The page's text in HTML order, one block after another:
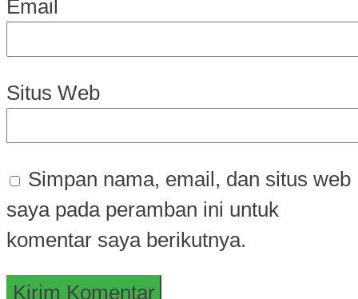
Email
Situs Web
Simpan nama, email, dan situs web
saya pada peramban ini untuk
komentar saya berikutnya.